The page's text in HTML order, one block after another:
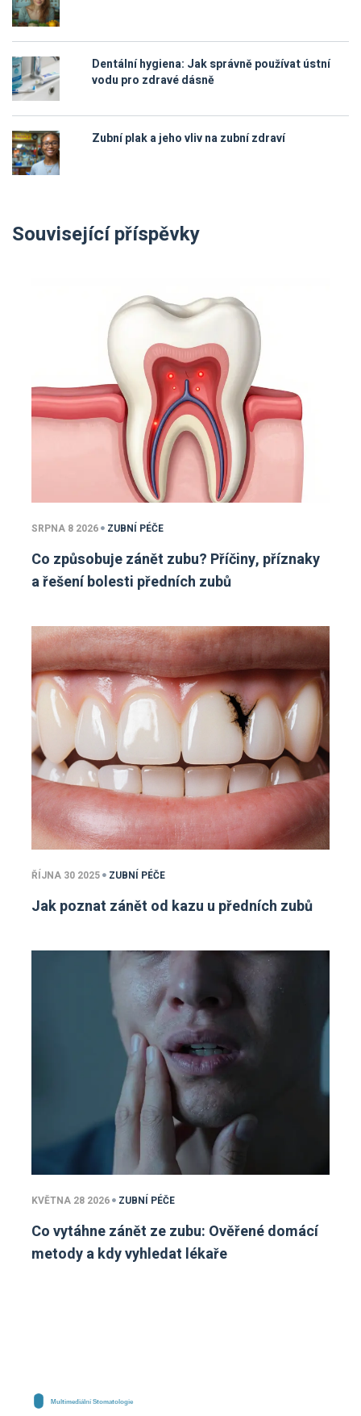
Dentální hygiena: Jak správně používat ústní
vodu pro zdravé dásně
Zubní plak a jeho vliv na zubní zdraví
Související příspěvky
SRPNA 8 2026 ZUBNÍ PÉČE
Co způsobuje zánět zubu? Příčiny, příznaky
a řešení bolesti předních zubů
ŘÍJNA 30 2025 ZUBNÍ PÉČE
Jak poznat zánět od kazu u předních zubů
KVĚTNA 28 2026 ZUBNÍ PÉČE
Co vytáhne zánět ze zubu: Ověřené domácí
metody a kdy vyhledat lékaře